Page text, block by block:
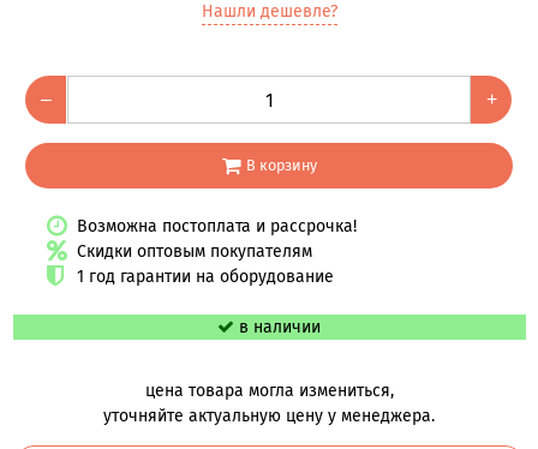
Нашли дешевле?
– +
В корзину
Возможна постоплата и рассрочка!
Скидки оптовым покупателям
1 год гарантии на оборудование
в наличии
цена товара могла измениться,
уточняйте актуальную цену у менеджера.